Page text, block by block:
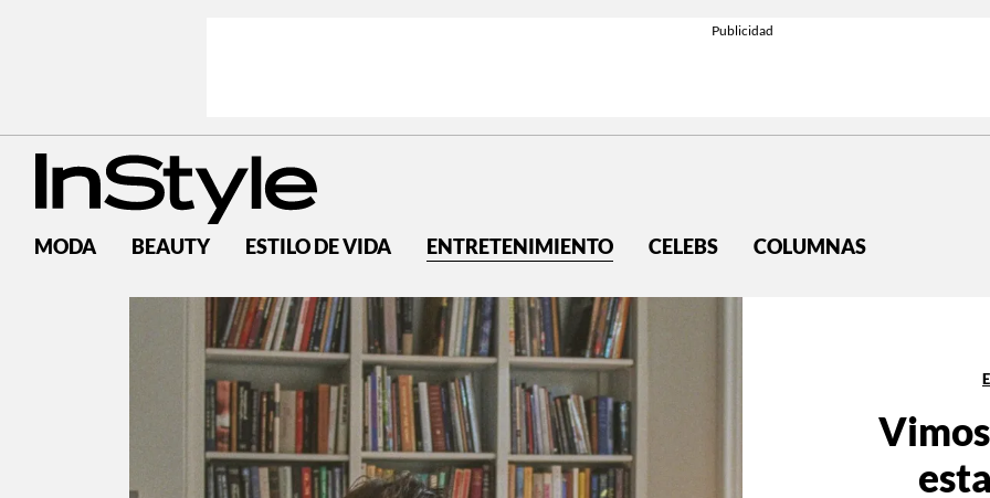
MODA BEAUTY ESTILO DE VIDA ENTRETENIMIENTO CELEBS COLUMNAS